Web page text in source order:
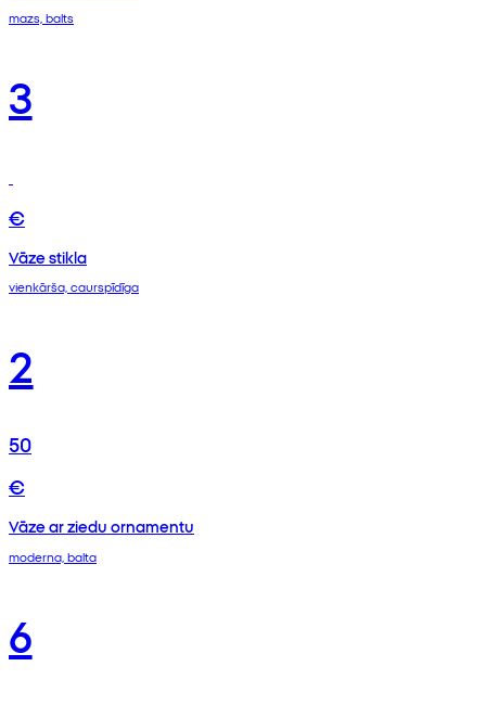
mazs, balts
3
€
Vāze stikla
vienkārša, caurspīdīga
2
50
€
Vāze ar ziedu ornamentu
moderna, balta
6